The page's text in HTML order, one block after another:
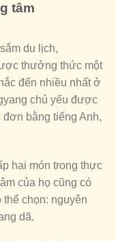
tâm
du lịch,
thưởng thức một
đến nhiều nhất ở
chủ yếu được
bằng tiếng Anh,
hai món trong thực
của họ cũng có
chọn: nguyên
dã.